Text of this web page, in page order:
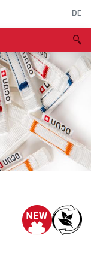
DE